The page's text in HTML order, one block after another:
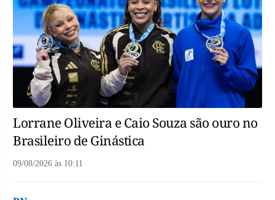
Lorrane Oliveira e Caio Souza são ouro no
Brasileiro de Ginástica
09/08/2026 às 10:11